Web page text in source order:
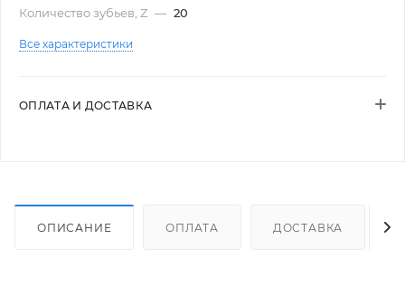
Количество зубьев, Z — 20
Все характеристики
ОПЛАТА И ДОСТАВКА
ОПИСАНИЕ ОПЛАТА ДОСТАВКА